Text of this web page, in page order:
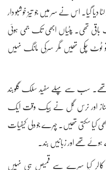
گیا۔ اس نے سر میں جو تیز خوشبو دار
تھی۔ پٹیاں ابھی تک جمی ہوئی
چکی تھیں مگر سرکی مانگ نہیں
سب سے پہلے سفید سلک گلوبند
اور نرس گِل نے بیک وقت ایک
کیا سکتی تھیں۔ چہرے جو دلی کیفیات
تھے اور زبانیں بند۔
کالر کیا سرے سے قمیص ہی نہیں